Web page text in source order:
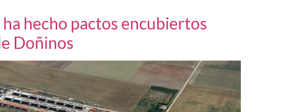
hecho pactos encubiertos
Doñinos